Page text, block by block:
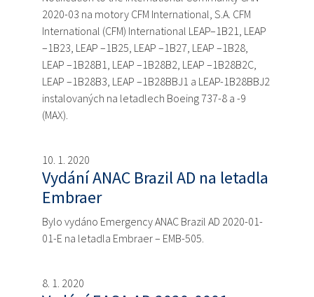
2020-03 na motory CFM International, S.A. CFM
International (CFM) International LEAP–1B21, LEAP
–1B23, LEAP –1B25, LEAP –1B27, LEAP –1B28,
LEAP –1B28B1, LEAP –1B28B2, LEAP –1B28B2C,
LEAP –1B28B3, LEAP –1B28BBJ1 a LEAP-1B28BBJ2
instalovaných na letadlech Boeing 737-8 a -9
(MAX).
10. 1. 2020
Vydání ANAC Brazil AD na letadla
Embraer
Bylo vydáno Emergency ANAC Brazil AD 2020-01-
01-E na letadla Embraer – EMB-505.
8. 1. 2020